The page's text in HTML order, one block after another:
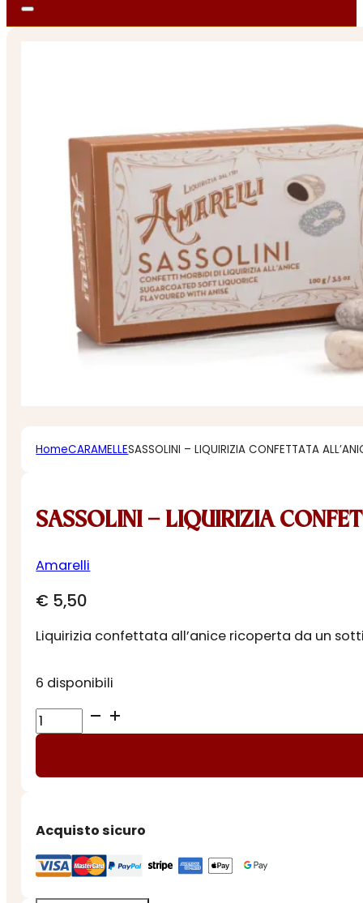
HomeCARAMELLESASSOLINI – LIQUIRIZIA CONFETTATA
SASSOLINI – LIQUIRIZIA
Amarelli
€ 5,50
Liquirizia confettata all’anice ricoperta da un
6 disponibili
SASSOLINI
-
CONFETTATA
Acquisto sicuro